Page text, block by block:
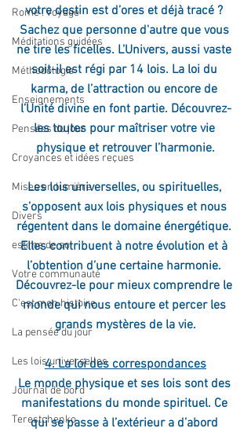
Rome : voyage
Méditations guidées
Méthodologie
Enseignements
Pensées du jour
Croyances et idées reçues
Mises en lumière
Divers
estime de soi
Votre communauté
C'est mon histoire
La pensée du jour
Les lois universelles
Journal de bord
Terestchenko
votre destin est d’ores et déjà tracé ?
Sachez que personne d'autre que vous
ne tire les ficelles. L’Univers, aussi vaste
soit-il est régi par 14 lois. La loi du
karma, de l’attraction ou encore de
l’Unité divine en font partie. Découvrez-
les toutes pour maîtriser votre vie
physique et retrouver l’harmonie.
Les lois universelles, ou spirituelles,
s’opposent aux lois physiques et nous
régentent dans le domaine énergétique.
Elles contribuent à notre évolution et à
l’obtention d’une certaine harmonie.
Découvrez-le pour mieux comprendre le
monde qui nous entoure et percer les
grands mystères de la vie.
4. La loi des correspondances
Le monde physique et ses lois sont des
manifestations du monde spirituel. Ce
qui se passe à l’extérieur a d’abord